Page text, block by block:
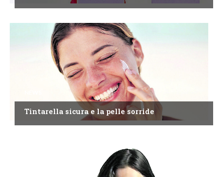
Tintarella sicura e la pelle sorride